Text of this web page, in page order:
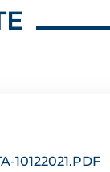
10122021.PDF